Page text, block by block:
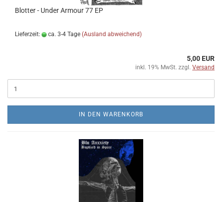
Blotter - Under Armour 77 EP
Lieferzeit: ca. 3-4 Tage (Ausland abweichend)
5,00 EUR
inkl. 19% MwSt. zzgl. Versand
IN DEN WARENKORB